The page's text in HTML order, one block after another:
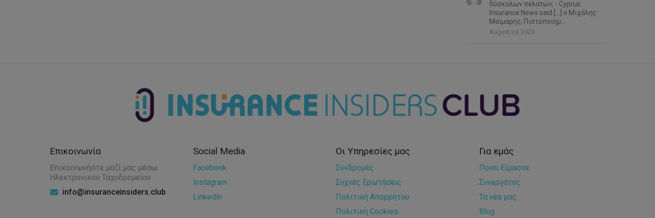
δύσκολων πελατών; - Cyprus
Insurance News said […] ο Μιχάλης
Μαϊμάρης, Πιστοποιημ...
August 24, 2023
Επικοινωνία
Επικοινωνήστε μαζί μας μέσω
Ηλεκτρονικού Ταχυδρομείου
info@insuranceinsiders.club
Social Media
Facebook
Instagram
Linkedin
Οι Υπηρεσίες μας
Συνδρομές
Συχνές Ερωτήσεις
Πολιτική Απορρήτου
Πολιτική Cookies
Για εμάς
Ποιοι Είμαστε
Συνεργάτες
Τα νέα μας
Blog